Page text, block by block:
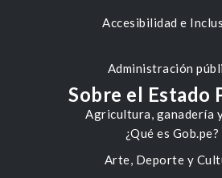
Accesibilidad e
Administración
Agricultura, ganadería
Arte, Deporte y
Sobre el Estado
¿Qué es Gob.pe?